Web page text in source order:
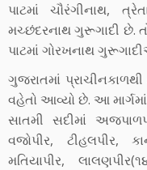
પાટમાં ચૌરંગીનાથ,
મચ્છંદરનાથ ગુરૂગાદી છે.
પાટમાં ગોરખનાથ
ગુજરાતમાં
વહેતો આવ્યો છે. આ
સાતમી સદીમાં
વજોપીર, ટીહલપીર,
મતિયાપીર,